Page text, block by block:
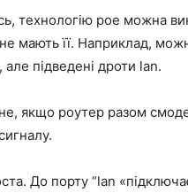
технологію poe можна
мають її. Наприклад,
підведені дроти lan.
якщо роутер разом
До порту “lan